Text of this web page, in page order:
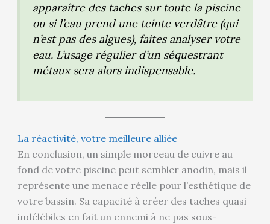
apparaître des taches sur toute la piscine
ou si l’eau prend une teinte verdâtre (qui
n’est pas des algues), faites analyser votre
eau. L’usage régulier d’un séquestrant
métaux sera alors indispensable.
La réactivité, votre meilleure alliée
En conclusion, un simple morceau de cuivre au
fond de votre piscine peut sembler anodin, mais il
représente une menace réelle pour l’esthétique de
votre bassin. Sa capacité à créer des taches quasi
indélébiles en fait un ennemi à ne pas sous-